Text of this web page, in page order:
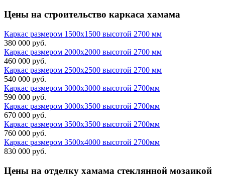
Цены на строительство каркаса хамама
Каркас размером 1500х1500 высотой 2700 мм
380 000 руб.
Каркас размером 2000х2000 высотой 2700 мм
460 000 руб.
Каркас размером 2500х2500 высотой 2700 мм
540 000 руб.
Каркас размером 3000х3000 высотой 2700мм
590 000 руб.
Каркас размером 3000х3500 высотой 2700мм
670 000 руб.
Каркас размером 3500х3500 высотой 2700мм
760 000 руб.
Каркас размером 3500х4000 высотой 2700мм
830 000 руб.
Цены на отделку хамама стеклянной мозаикой